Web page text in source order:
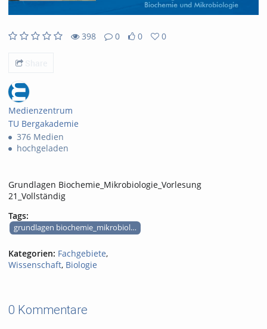
398
0
0
0
Share
Medienzentrum
TU Bergakademie
376 Medien
hochgeladen
Grundlagen Biochemie_Mikrobiologie_Vorlesung
21_Vollständig
Tags:
grundlagen biochemie_mikrobiologie
Kategorien: Fachgebiete,
Wissenschaft, Biologie
0 Kommentare